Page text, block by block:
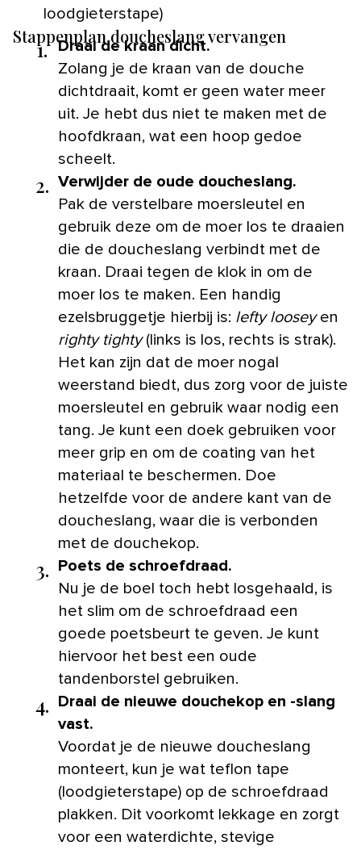
loodgieterstape)
Stappenplan doucheslang vervangen
1.
Draai de kraan dicht.
Zolang je de kraan van de douche
dichtdraait, komt er geen water meer
uit. Je hebt dus niet te maken met de
hoofdkraan, wat een hoop gedoe
scheelt.
2. Verwijder de oude doucheslang.
Pak de verstelbare moersleutel en
gebruik deze om de moer los te draaien
die de doucheslang verbindt met de
kraan. Draai tegen de klok in om de
moer los te maken. Een handig
ezelsbruggetje hierbij is: lefty loosey en
righty tighty(links is los, rechts is strak).
Het kan zijn dat de moer nogal
weerstand biedt, dus zorg voor de juiste
moersleutel en gebruik waar nodig een
tang. Je kunt een doek gebruiken voor
meer grip en om de coating van het
materiaal te beschermen. Doe
hetzelfde voor de andere kant van de
doucheslang, waar die is verbonden
met de douchekop.
3.
Poets de schroefdraad.
Nu je de boel toch hebt losgehaald, is
het slim om de schroefdraad een
goede poetsbeurt te geven. Je kunt
hiervoor het best een oude
tandenborstel gebruiken.
4.
Draai de nieuwe douchekop en -slang
vast.
Voordat je de nieuwe doucheslang
monteert, kun je wat teflon tape
(loodgieterstape) op de schroefdraad
plakken. Dit voorkomt lekkage en zorgt
voor een waterdichte, stevige